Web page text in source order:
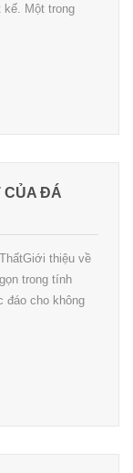
kế. Một trong
CỦA ĐÁ
thiệu về
trong tính
đáo cho không